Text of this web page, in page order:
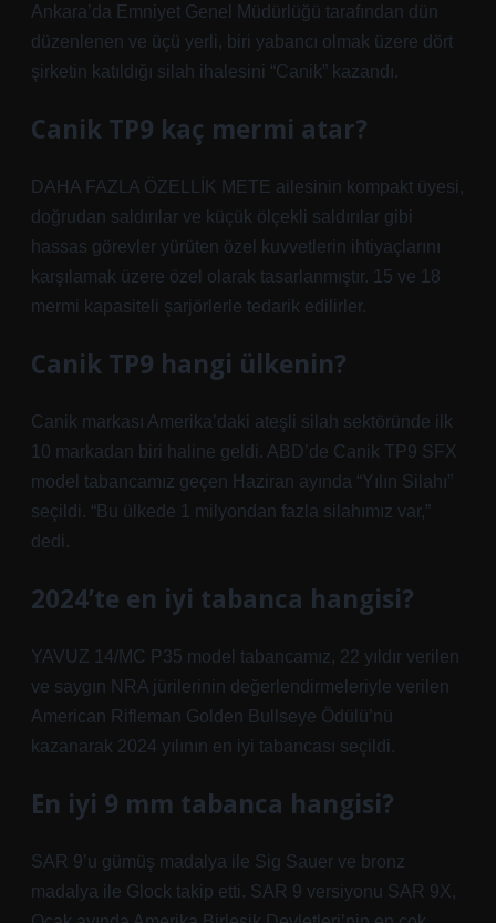
Ankara’da Emniyet Genel Müdürlüğü tarafından dün
düzenlenen ve üçü yerli, biri yabancı olmak üzere dört
şirketin katıldığı silah ihalesini “Canik” kazandı.
Canik TP9 kaç mermi atar?
DAHA FAZLA ÖZELLİK METE ailesinin kompakt üyesi,
doğrudan saldırılar ve küçük ölçekli saldırılar gibi
hassas görevler yürüten özel kuvvetlerin ihtiyaçlarını
karşılamak üzere özel olarak tasarlanmıştır. 15 ve 18
mermi kapasiteli şarjörlerle tedarik edilirler.
Canik TP9 hangi ülkenin?
Canik markası Amerika’daki ateşli silah sektöründe ilk
10 markadan biri haline geldi. ABD’de Canik TP9 SFX
model tabancamız geçen Haziran ayında “Yılın Silahı”
seçildi. “Bu ülkede 1 milyondan fazla silahımız var,”
dedi.
2024’te en iyi tabanca hangisi?
YAVUZ 14/MC P35 model tabancamız, 22 yıldır verilen
ve saygın NRA jürilerinin değerlendirmeleriyle verilen
American Rifleman Golden Bullseye Ödülü’nü
kazanarak 2024 yılının en iyi tabancası seçildi.
En iyi 9 mm tabanca hangisi?
SAR 9’u gümüş madalya ile Sig Sauer ve bronz
madalya ile Glock takip etti. SAR 9 versiyonu SAR 9X,